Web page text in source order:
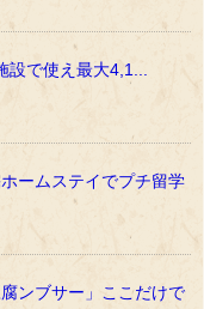
設で使え最大4,1...
ームステイでプチ留学
ンブサー」ここだけで